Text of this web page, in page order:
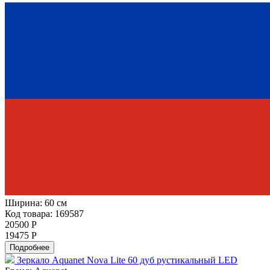
Ширина: 60 см
Код товара: 169587
20500 Р
19475 Р
Подробнее
Зеркало Aquanet Nova Lite 60 дуб рустикальный LED